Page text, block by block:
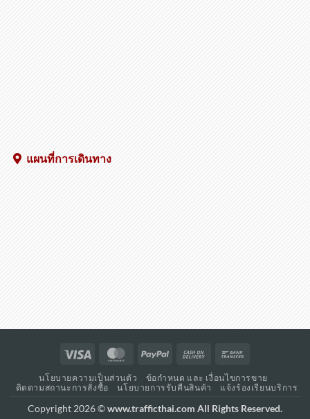
แผนที่การเดินทาง
Visa MasterCardPayPal
Cash
Delivery
นโยบายความเป็นส่วนตัว
ข้อกำหนด และ เงื่อนไขการขาย
ติดตามสถานะการสั่งซื้อ
นโยบายการรับคืนสินค้า แจ้งร้องเรียนบริการ
Copyright 2026 ©www.trafficthai.com All Rights Reserved.